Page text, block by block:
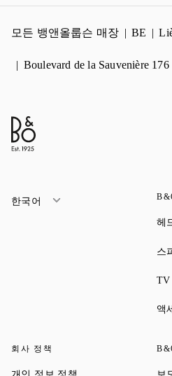
모든 뱅앤올룹슨 매장 BE
Boulevard de la Sauvenière 176
한국어
헤
스
TV
액
회사 정책
Link Opens in New